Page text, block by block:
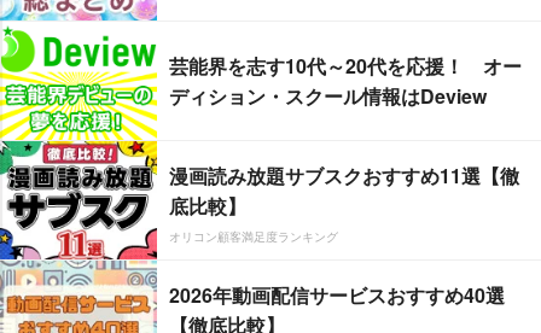
芸能界を志す10代～20代を応援！ オー
ディション・スクール情報はDeview
漫画読み放題サブスクおすすめ11選【徹
底比較】
オリコン顧客満足度ランキング
2026年動画配信サービスおすすめ40選
【徹底比較】